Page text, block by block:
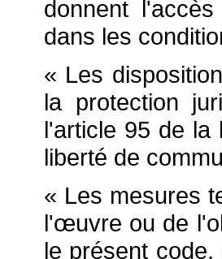
donnent
dans les
« Les
la protection
l'article 95 de la
liberté de
« Les mesures
l'œuvre ou de
le présent